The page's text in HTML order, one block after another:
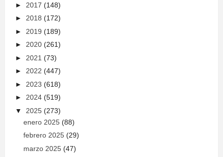
► 2017 (148)
► 2018 (172)
► 2019 (189)
► 2020 (261)
► 2021 (73)
► 2022 (447)
► 2023 (618)
► 2024 (519)
▼ 2025 (273)
enero 2025 (88)
febrero 2025 (29)
marzo 2025 (47)